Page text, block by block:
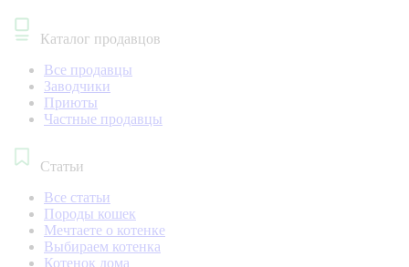
Каталог продавцов
Все продавцы
Заводчики
Приюты
Частные продавцы
Статьи
Все статьи
Породы кошек
Мечтаете о котенке
Выбираем котенка
Котенок дома